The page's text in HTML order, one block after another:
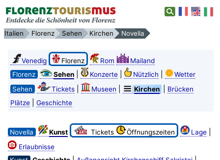
Italien Florenz Sehen Kirchen Novella
Venedig Florenz Rom
Mailand
Florenz
Sehen| Konzerte| Nützlich
Wetter
Sehen
Tickets| Museen Kirchen
Brücken
Plätze| Geschichte
Novella Kunst Tickets Öffnungszeiten Lage|
Erlaubnisse